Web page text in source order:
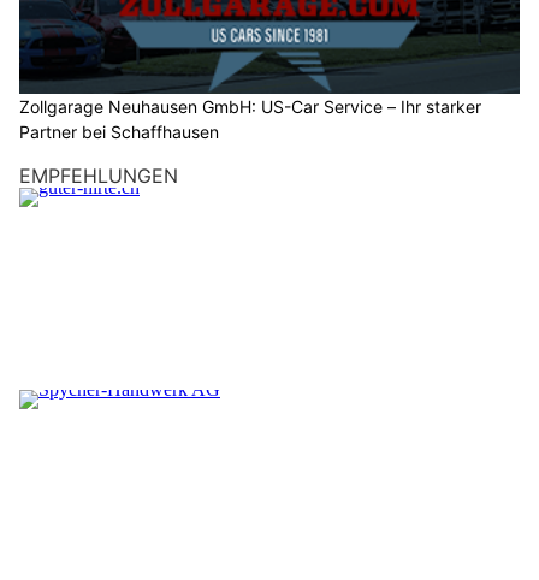
Zollgarage Neuhausen GmbH: US-Car Service – Ihr starker
Partner bei Schaffhausen
EMPFEHLUNGEN